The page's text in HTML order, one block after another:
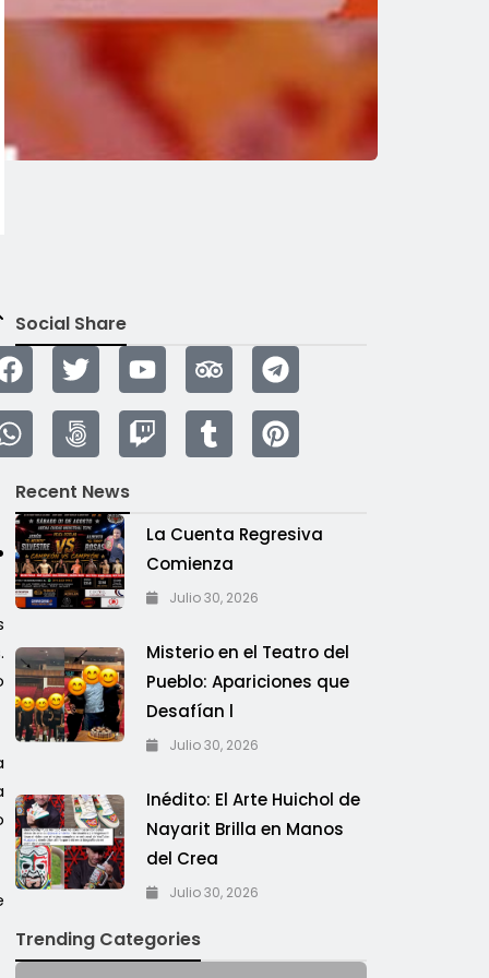
Social Share
Recent News
La Cuenta Regresiva
Comienza
Julio 30, 2026
Misterio en el Teatro del
Pueblo: Apariciones que
Desafían l
Julio 30, 2026
Inédito: El Arte Huichol de
Nayarit Brilla en Manos
del Crea
Julio 30, 2026
Trending Categories